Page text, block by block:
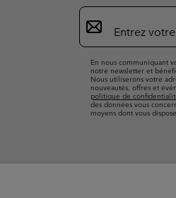
Inscription
par
e-
En nous communiquant
notre newsletter et
Nous utiliserons votre
nouveautés, offres et
politique de
des données vous
moyens dont vous